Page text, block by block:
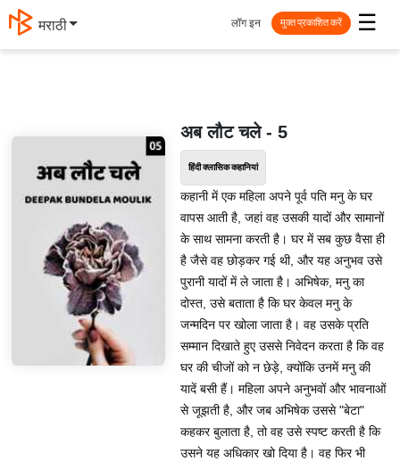
मराठी ☰
लॉग इन मुक्त प्रकाशित करें
अब लौट चले - 5
हिंदी क्लासिक कहानियां
कहानी में एक महिला अपने पूर्व पति मनु के घर
वापस आती है, जहां वह उसकी यादों और सामानों
के साथ सामना करती है। घर में सब कुछ वैसा ही
है जैसे वह छोड़कर गई थी, और यह अनुभव उसे
पुरानी यादों में ले जाता है। अभिषेक, मनु का
दोस्त, उसे बताता है कि घर केवल मनु के
जन्मदिन पर खोला जाता है। वह उसके प्रति
सम्मान दिखाते हुए उससे निवेदन करता है कि वह
घर की चीजों को न छेड़े, क्योंकि उनमें मनु की
यादें बसी हैं। महिला अपने अनुभवों और भावनाओं
से जूझती है, और जब अभिषेक उससे "बेटा"
कहकर बुलाता है, तो वह उसे स्पष्ट करती है कि
उसने यह अधिकार खो दिया है। वह फिर भी